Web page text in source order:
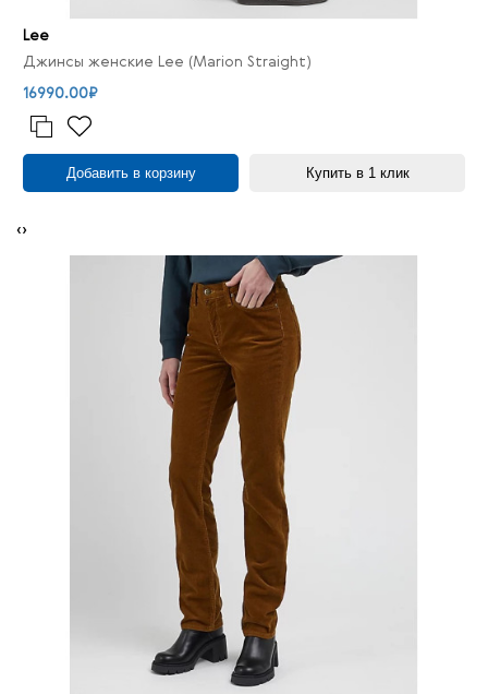
Lee
Джинсы женские Lee (Marion Straight)
16990.00₽
Добавить в корзину Купить в 1 клик
‹›